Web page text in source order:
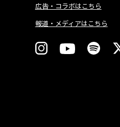
広告・コラボはこちら
報道・メディアはこちら